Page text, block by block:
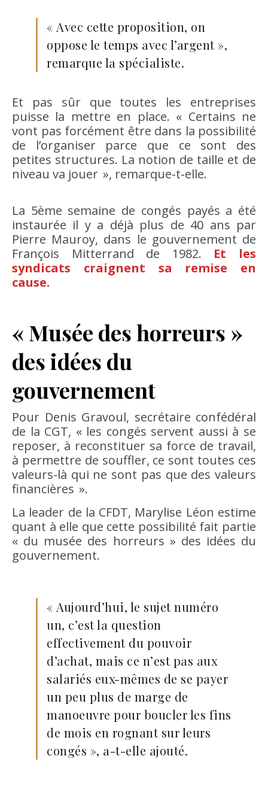
« Avec cette proposition, on
oppose le temps avec l’argent »,
remarque la spécialiste.
Et pas sûr que toutes les entreprises
puisse la mettre en place. « Certains ne
vont pas forcément être dans la possibilité
de l’organiser parce que ce sont des
petites structures. La notion de taille et de
niveau va jouer », remarque-t-elle.
La 5ème semaine de congés payés a été
instaurée il y a déjà plus de 40 ans par
Pierre Mauroy, dans le gouvernement de
François Mitterrand de 1982. Et les
syndicats craignent sa remise en
cause.
« Musée des horreurs »
des idées du
gouvernement
Pour Denis Gravoul, secrétaire confédéral
de la CGT, « les congés servent aussi à se
reposer, à reconstituer sa force de travail,
à permettre de souffler, ce sont toutes ces
valeurs-là qui ne sont pas que des valeurs
financières ».
La leader de la CFDT, Marylise Léon estime
quant à elle que cette possibilité fait partie
« du musée des horreurs » des idées du
gouvernement.
« Aujourd’hui, le sujet numéro
un, c’est la question
effectivement du pouvoir
d’achat, mais ce n’est pas aux
salariés eux-mêmes de se payer
un peu plus de marge de
manoeuvre pour boucler les fins
de mois en rognant sur leurs
congés », a-t-elle ajouté.